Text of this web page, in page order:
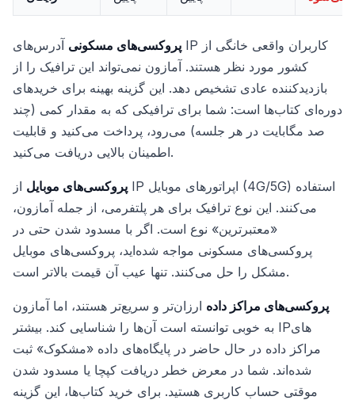
پروکسی‌های مسکونی آدرس‌های IP کاربران واقعی خانگی از
کشور مورد نظر هستند. آمازون نمی‌تواند این ترافیک را از
بازدیدکننده عادی تشخیص دهد. این گزینه بهینه برای خریدهای
دوره‌ای کتاب‌ها است: شما برای ترافیکی که به مقدار کمی (چند
صد مگابایت در هر جلسه) می‌رود، پرداخت می‌کنید و قابلیت
اطمینان بالایی دریافت می‌کنید.
پروکسی‌های موبایل از IP اپراتورهای موبایل (4G/5G) استفاده
می‌کنند. این نوع ترافیک برای هر پلتفرمی، از جمله آمازون،
«معتبرترین» نوع است. اگر با مسدود شدن حتی در
پروکسی‌های مسکونی مواجه شده‌اید، پروکسی‌های موبایل
مشکل را حل می‌کنند. تنها عیب آن قیمت بالاتر است.
پروکسی‌های مراکز داده ارزان‌تر و سریع‌تر هستند، اما آمازون
به خوبی توانسته است آن‌ها را شناسایی کند. بیشتر IPهای
مراکز داده در حال حاضر در پایگاه‌های داده «مشکوک» ثبت
شده‌اند. شما در معرض خطر دریافت کپچا یا مسدود شدن
موقتی حساب کاربری هستید. برای خرید کتاب‌ها، این گزینه